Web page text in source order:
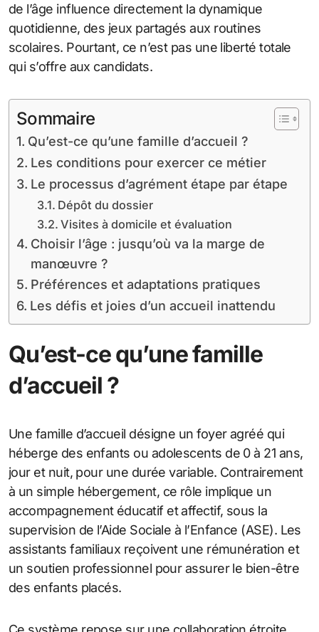
de l’âge influence directement la dynamique
quotidienne, des jeux partagés aux routines
scolaires. Pourtant, ce n’est pas une liberté totale
qui s’offre aux candidats.
Sommaire
Qu’est-ce qu’une famille d’accueil ?
Les conditions pour exercer ce métier
Le processus d’agrément étape par étape
Dépôt du dossier
Visites à domicile et évaluation
Choisir l’âge : jusqu’où va la marge de
manœuvre ?
Préférences et adaptations pratiques
Les défis et joies d’un accueil inattendu
Qu’est-ce qu’une famille
d’accueil ?
Une famille d’accueil désigne un foyer agréé qui
héberge des enfants ou adolescents de 0 à 21 ans,
jour et nuit, pour une durée variable. Contrairement
à un simple hébergement, ce rôle implique un
accompagnement éducatif et affectif, sous la
supervision de l’Aide Sociale à l’Enfance (ASE). Les
assistants familiaux reçoivent une rémunération et
un soutien professionnel pour assurer le bien-être
des enfants placés.